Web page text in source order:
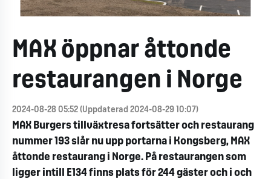
MAX öppnar åttonde
restaurangen i Norge
2024-08-28 05:52 (Uppdaterad 2024-08-29 10:07)
MAX Burgers tillväxtresa fortsätter och restaurang
nummer 193 slår nu upp portarna i Kongsberg, MAX
åttonde restaurang i Norge. På restaurangen som
ligger intill E134 finns plats för 244 gäster och i och